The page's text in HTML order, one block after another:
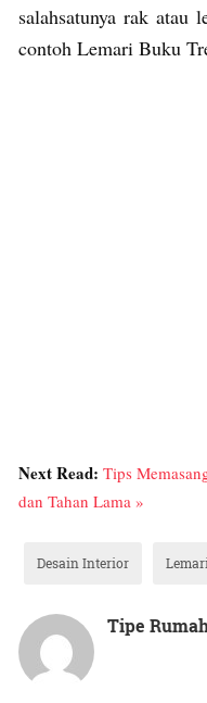
salahsatunya rak
contoh Lemari Buku
Next Read: Tips
dan Tahan Lama »
Desain Interior
Tipe